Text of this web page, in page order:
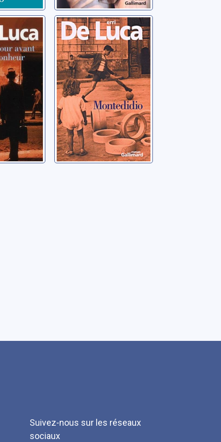
le
Montedidio:
roman
De Luca, Erri
Suivez-nous sur les réseaux
sociaux